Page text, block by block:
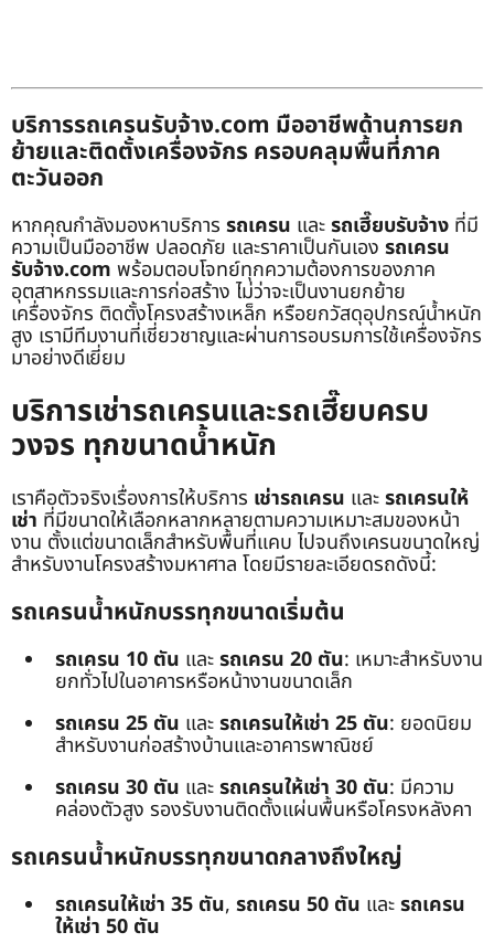
บริการรถเครนรับจ้าง.com มืออาชีพด้านการยก
ย้ายและติดตั้งเครื่องจักร ครอบคลุมพื้นที่ภาค
ตะวันออก
หากคุณกำลังมองหาบริการ รถเครน และรถเฮี๊ยบรับจ้าง ที่มี
ความเป็นมืออาชีพ ปลอดภัย และราคาเป็นกันเอง รถเครน
รับจ้าง.com พร้อมตอบโจทย์ทุกความต้องการของภาค
อุตสาหกรรมและการก่อสร้าง ไม่ว่าจะเป็นงานยกย้าย
เครื่องจักร ติดตั้งโครงสร้างเหล็ก หรือยกวัสดุอุปกรณ์น้ำหนัก
สูง เรามีทีมงานที่เชี่ยวชาญและผ่านการอบรมการใช้เครื่องจักร
มาอย่างดีเยี่ยม
บริการเช่ารถเครนและรถเฮี๊ยบครบ
วงจร ทุกขนาดน้ำหนัก
เราคือตัวจริงเรื่องการให้บริการ เช่ารถเครน และรถเครนให้
เช่า ที่มีขนาดให้เลือกหลากหลายตามความเหมาะสมของหน้า
งาน ตั้งแต่ขนาดเล็กสำหรับพื้นที่แคบ ไปจนถึงเครนขนาดใหญ่
สำหรับงานโครงสร้างมหาศาล โดยมีรายละเอียดรถดังนี้:
รถเครนน้ำหนักบรรทุกขนาดเริ่มต้น
รถเครน 10 ตัน และรถเครน 20 ตัน: เหมาะสำหรับงาน
ยกทั่วไปในอาคารหรือหน้างานขนาดเล็ก
รถเครน 25 ตัน และรถเครนให้เช่า 25 ตัน: ยอดนิยม
สำหรับงานก่อสร้างบ้านและอาคารพาณิชย์
รถเครน 30 ตัน และรถเครนให้เช่า 30 ตัน: มีความ
คล่องตัวสูง รองรับงานติดตั้งแผ่นพื้นหรือโครงหลังคา
รถเครนน้ำหนักบรรทุกขนาดกลางถึงใหญ่
รถเครนให้เช่า 35 ตัน, รถเครน 50 ตัน และรถเครน
ให้เช่า 50 ตัน